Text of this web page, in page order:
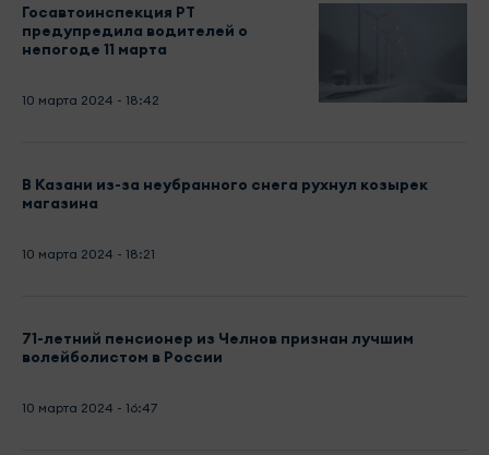
Госавтоинспекция РТ
предупредила водителей о
непогоде 11 марта
10 марта 2024 - 18:42
В Казани из-за неубранного снега рухнул козырек
магазина
10 марта 2024 - 18:21
71-летний пенсионер из Челнов признан лучшим
волейболистом в России
10 марта 2024 - 16:47